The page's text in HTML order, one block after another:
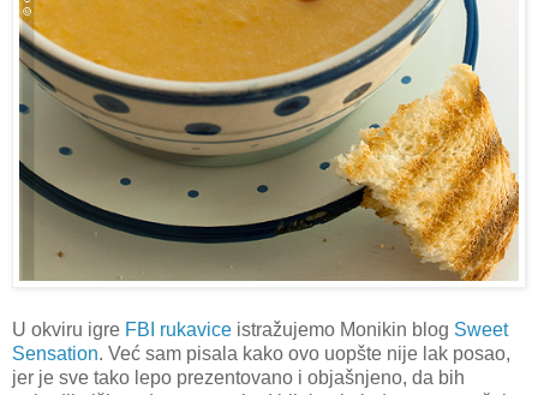
U okviru igre FBI rukavice istražujemo Monikin blog Sweet
Sensation. Već sam pisala kako ovo uopšte nije lak posao,
jer je sve tako lepo prezentovano i objašnjeno, da bih